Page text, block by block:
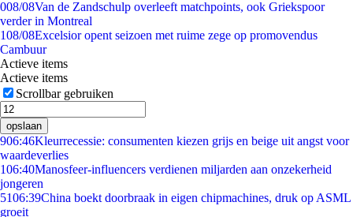
008/08Van de Zandschulp overleeft matchpoints, ook Griekspoor
verder in Montreal
108/08Excelsior opent seizoen met ruime zege op promovendus
Cambuur
Actieve items
Actieve items
Scrollbar gebruiken
opslaan
906:46Kleurrecessie: consumenten kiezen grijs en beige uit angst voor
waardeverlies
106:40Manosfeer-influencers verdienen miljarden aan onzekerheid
jongeren
5106:39China boekt doorbraak in eigen chipmachines, druk op ASML
groeit